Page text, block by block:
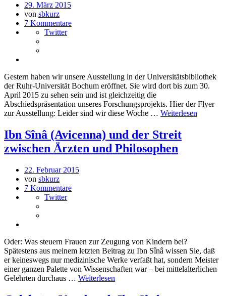
29. März 2015
von sbkurz
7 Kommentare
Twitter
Gestern haben wir unsere Ausstellung in der Universitätsbibliothek
der Ruhr-Universität Bochum eröffnet. Sie wird dort bis zum 30.
April 2015 zu sehen sein und ist gleichzeitig die
Abschiedspräsentation unseres Forschungsprojekts. Hier der Flyer
zur Ausstellung: Leider sind wir diese Woche … Weiterlesen
Ibn Sînâ (Avicenna) und der Streit
zwischen Ärzten und Philosophen
22. Februar 2015
von sbkurz
7 Kommentare
Twitter
Oder: Was steuern Frauen zur Zeugung von Kindern bei?
Spätestens aus meinem letzten Beitrag zu Ibn Sînâ wissen Sie, daß
er keineswegs nur medizinische Werke verfaßt hat, sondern Meister
einer ganzen Palette von Wissenschaften war – bei mittelalterlichen
Gelehrten durchaus … Weiterlesen